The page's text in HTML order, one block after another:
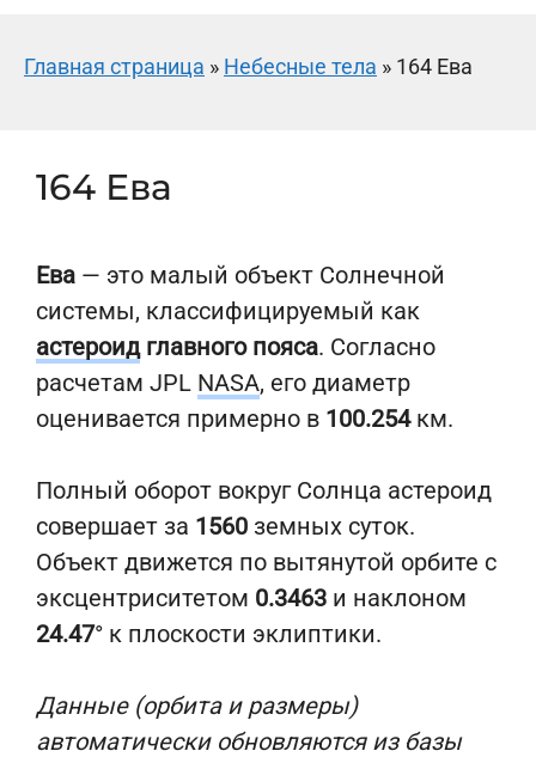
Главная страница » Небесные тела » 164 Ева
164 Ева
Ева — это малый объект Солнечной
системы, классифицируемый как
астероидглавного пояса. Согласно
расчетам JPL NASA, его диаметр
оценивается примерно в 100.254км.
Полный оборот вокруг Солнца астероид
совершает за 1560 земных суток.
Объект движется по вытянутой орбите с
эксцентриситетом 0.3463 и наклоном
24.47° к плоскости эклиптики.
Данные (орбита и размеры)
автоматически обновляются из базы